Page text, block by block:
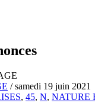
/ samedi 19 juin 2021
, 45, N, NATURE